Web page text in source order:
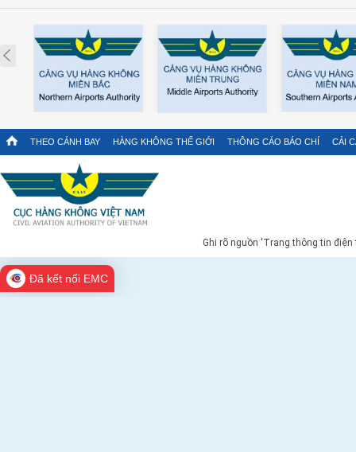
Prev
THEO CÁNH BAY HÀNG KHÔNG THẾ GIỚI THÔNG CÁO BÁO CHÍ CẢI
Ghi rõ nguồn 'Trang thông tin
Đã kết nối EMC